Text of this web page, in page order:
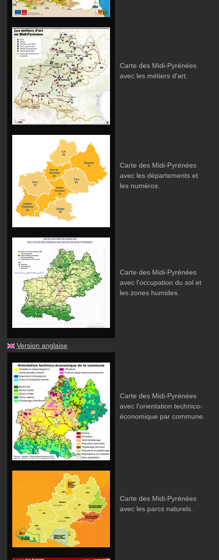
Carte des Midi-Pyrénées
avec les métiers d'art.
Carte des Midi-Pyrénées
avec les départements et
les numéros.
Carte des Midi-Pyrénées
avec l'occupation du sol et
les zones humides.
Version anglaise
Carte des Midi-Pyrénées
avec l'orientation technico-
économique par commune.
Carte des Midi-Pyrénées
avec les parcs naturels.